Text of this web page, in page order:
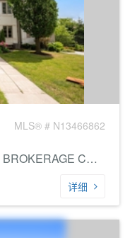
MLS® # N13466862
经纪公司: VANGUARD REALTY BROKERAGE CORP.
详细